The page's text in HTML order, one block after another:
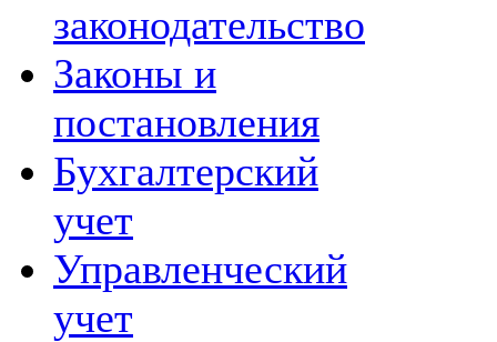
законодательство
Законы и
постановления
Бухгалтерский
учет
Управленческий
учет